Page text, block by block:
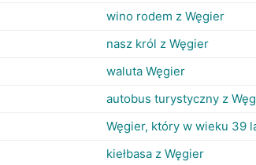
wino rodem z Węgier
nasz król z Węgier
waluta Węgier
autobus turystyczny z
Węgier, który w wieku 39
kiełbasa z Węgier